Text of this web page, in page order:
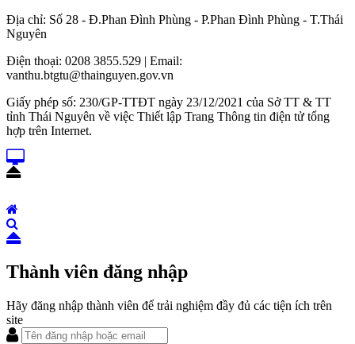
Địa chỉ: Số 28 - Đ.Phan Đình Phùng - P.Phan Đình Phùng - T.Thái
Nguyên
Điện thoại: 0208 3855.529 | Email:
vanthu.btgtu@thainguyen.gov.vn
Giấy phép số: 230/GP-TTĐT ngày 23/12/2021 của Sở TT & TT
tỉnh Thái Nguyên về việc Thiết lập Trang Thông tin điện tử tổng
hợp trên Internet.
Thành viên đăng nhập
Hãy đăng nhập thành viên để trải nghiệm đầy đủ các tiện ích trên
site